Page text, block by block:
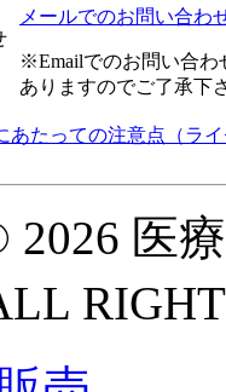
メールでのお問い合わ
※Emailでのお問い合わ
ありますのでご了承下
あたっての注意点（ラ
2026 医
RIGHT